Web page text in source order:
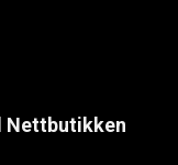
Nettbutikken